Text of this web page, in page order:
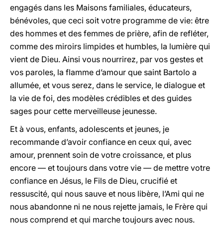
engagés dans les Maisons familiales, éducateurs,
bénévoles, que ceci soit votre programme de vie: être
des hommes et des femmes de prière, afin de refléter,
comme des miroirs limpides et humbles, la lumière qui
vient de Dieu. Ainsi vous nourrirez, par vos gestes et
vos paroles, la flamme d’amour que saint Bartolo a
allumée, et vous serez, dans le service, le dialogue et
la vie de foi, des modèles crédibles et des guides
sages pour cette merveilleuse jeunesse.
Et à vous, enfants, adolescents et jeunes, je
recommande d’avoir confiance en ceux qui, avec
amour, prennent soin de votre croissance, et plus
encore — et toujours dans votre vie — de mettre votre
confiance en Jésus, le Fils de Dieu, crucifié et
ressuscité, qui nous sauve et nous libère, l’Ami qui ne
nous abandonne ni ne nous rejette jamais, le Frère qui
nous comprend et qui marche toujours avec nous.